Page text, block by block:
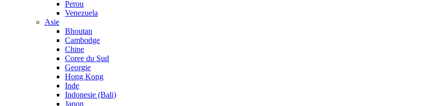
Perou
Venezuela
Asie
Bhoutan
Cambodge
Chine
Coree du Sud
Georgie
Hong Kong
Inde
Indonesie (Bali)
Japon